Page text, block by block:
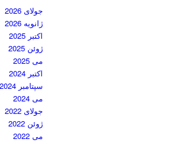
جولای 2026
ژانویه 2026
اکتبر 2025
ژوئن 2025
می 2025
اکتبر 2024
سپتامبر 2024
می 2024
جولای 2022
ژوئن 2022
می 2022